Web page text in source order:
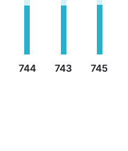
744 743 745